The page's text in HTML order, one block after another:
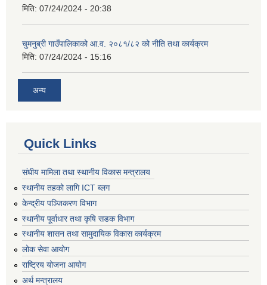
मिति: 07/24/2024 - 20:38
चुमनुब्री गाउँपालिकाको आ.व. २०८१/८२ को नीति तथा कार्यक्रम
मिति: 07/24/2024 - 15:16
अन्य
Quick Links
संघीय मामिला तथा स्थानीय विकास मन्त्रालय
स्थानीय तहको लागि ICT ब्लग
केन्द्रीय पञ्जिकरण विभाग
स्थानीय पूर्वाधार तथा कृषि सडक विभाग
स्थानीय शासन तथा सामुदायिक विकास कार्यक्रम
लोक सेवा आयोग
राष्ट्रिय योजना आयोग
अर्थ मन्त्रालय